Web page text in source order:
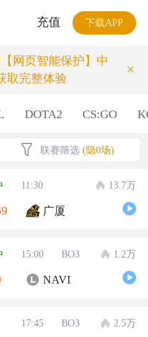
充值 下载APP
网页智能保护】中
取完整体验
×
DOTA2 CS:GO
联赛筛选 (隐0场)
11:30 13.7万
广厦
15:00 BO3 1.2万
NAVI
17:45 BO3 2.5万